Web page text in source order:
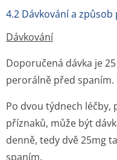
4.2 Dávkování a způsob
Dávkování
Doporučená dávka je
perorálně před spaním.
Po dvou týdnech léčby,
příznaků, může být
denně, tedy dvě 25mg
spaním.